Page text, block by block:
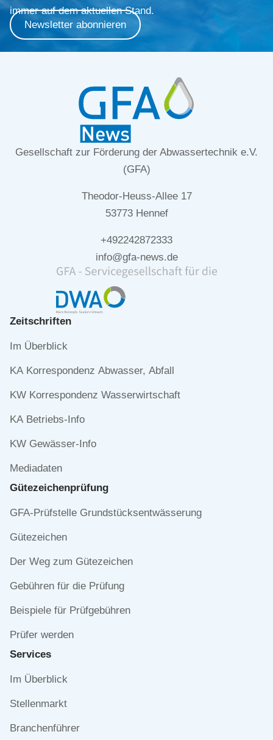
immer auf dem aktuellen Stand.
Newsletter abonnieren
Gesellschaft zur Förderung der Abwassertechnik e.V.
(GFA)
Theodor-Heuss-Allee 17
53773 Hennef
+492242872333
info@gfa-news.de
Zeitschriften
Navigation
Im Überblick
KA Korrespondenz Abwasser, Abfall
KW Korrespondenz Wasserwirtschaft
KA Betriebs-Info
KW Gewässer-Info
Mediadaten
Gütezeichen­prüfung
Navigation
GFA-Prüfstelle Grundstücksentwässerung
Gütezeichen
Der Weg zum Gütezeichen
Gebühren für die Prüfung
Beispiele für Prüfgebühren
Prüfer werden
Services
Navigation
Im Überblick
Stellenmarkt
Branchenführer